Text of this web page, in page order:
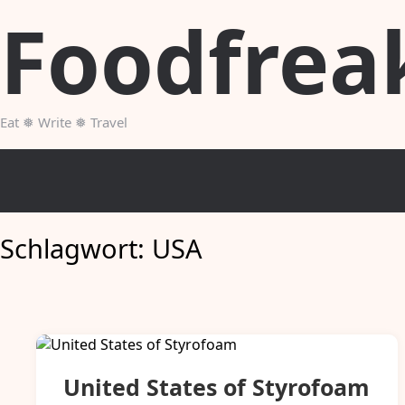
to
content
Eat ❅ Write ❅ Travel
Schlagwort: USA
United States of Styrofoam